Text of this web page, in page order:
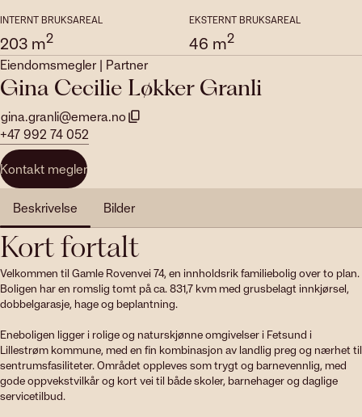
INTERNT BRUKSAREAL
203 m2
EKSTERNT BRUKSAREAL
46 m2
Eiendomsmegler | Partner
Gina Cecilie Løkker Granli
gina.granli@emera.no
+47 992 74 052
Kontakt megler
Beskrivelse
Bilder
Kort fortalt
Velkommen til Gamle Rovenvei 74, en innholdsrik familiebolig over to plan.
Boligen har en romslig tomt på ca. 831,7 kvm med grusbelagt innkjørsel,
dobbelgarasje, hage og beplantning.
Eneboligen ligger i rolige og naturskjønne omgivelser i Fetsund i
Lillestrøm kommune, med en fin kombinasjon av landlig preg og nærhet til
sentrumsfasiliteter. Området oppleves som trygt og barnevennlig, med
gode oppvekstvilkår og kort vei til både skoler, barnehager og daglige
servicetilbud.